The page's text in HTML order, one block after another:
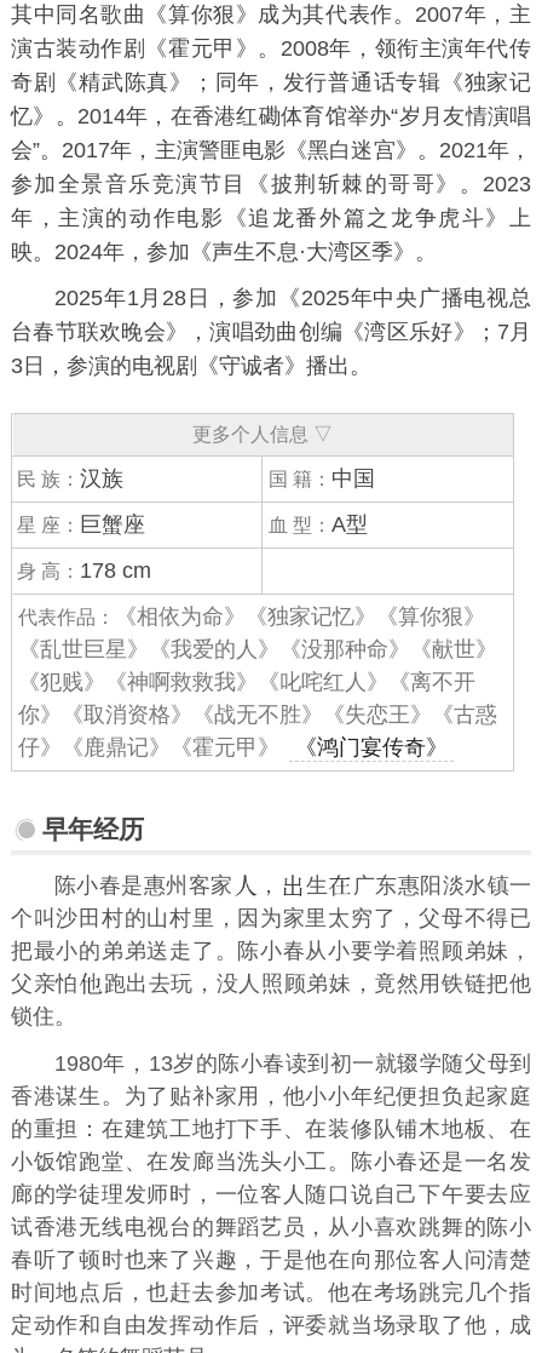
其中同名歌曲《算你狠 》成为其代表作。2007年，主
演古装动作剧《霍元甲 》。2008年，领衔主演年代传
奇剧《精武陈真》；同年，发行普通话专辑《独家记
忆》。2014年，在香港红磡体育馆举办“岁月友情演唱
会”。2017年，主演警匪电影《黑白迷宫》。2021年，
参加全景音乐竞演节目《披荆斩棘的哥哥》。2023
年，主演的动作电影《追龙番外篇之龙争虎斗》上
映。2024年，参加《声生不息·大湾区季》。
2025年1月28日，参加《2025年中央广播电视总
台春节联欢晚会》，演唱劲曲创编《湾区乐好》；7月
3日，参演的电视剧《守诚者》播出。
更多个人信息 ▽
民 族：汉族 国 籍： 中国
星 座： 巨蟹座 血 型： A型
身 高： 178 cm
代表作品：
《相依为命》《独家记忆》《算你狠》
《乱世巨星》《我爱的人》《没那种命》《献世》
《犯贱》《神啊救救我》《叱咤红人》《离不开
你》《取消资格》《战无不胜》《失恋王》《古惑
仔》《鹿鼎记》《霍元甲》
《鸿门宴传奇》
早年经历
陈小春是惠州客家 ， 生
广东惠阳淡水镇一
个叫沙田村的山村里，因为家里太穷了，父母不得已
把最小的弟弟送走了。陈小春从小要学着照顾弟妹，
父亲怕
跑出去玩，没人照顾弟妹，竟然用铁链把他
锁住。
1980年，13岁的陈小春读到初一就辍学随父母到
香港谋生。为了贴补家用，他小小年纪便担负起家庭
的重担：在建筑工地打下手、在装修队铺木地板、在
小饭馆跑堂、在发廊当洗头小工。陈小春还是一名发
廊的学徒理发师时，一位客人随口说自己下午要去应
试香港无线电视台的舞蹈艺员，从小喜欢跳舞的陈小
春听了顿时也来了兴趣，于是他在向那位客人问清楚
时间地点后，也赶去参加考试。他在考场跳完几个指
定动作和自由发挥动作后，评委就当场录取了他，成